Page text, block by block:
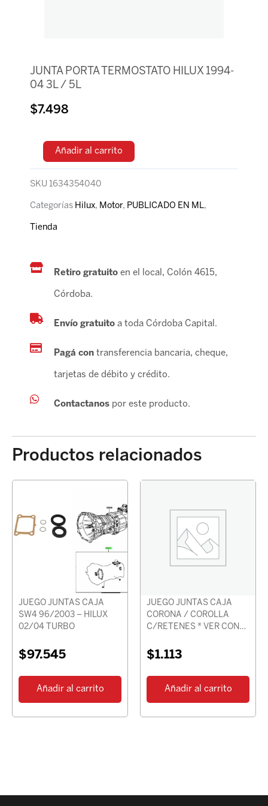
JUNTA PORTA TERMOSTATO HILUX 1994-
04 3L / 5L
$7.498
Añadir al carrito
SKU 1634354040
Categorías Hilux, Motor, PUBLICADO EN ML,
Tienda
Retiro gratuito en el local, Colón 4615,
Córdoba.
Envío gratuitoa toda Córdoba Capital.
Pagá contransferencia bancaria, cheque,
tarjetas de débito y crédito.
Contactanospor este producto.
Productos relacionados
JUEGO JUNTAS CAJA
SW4 96/2003 – HILUX
02/04 TURBO
$97.545
Añadir al carrito
JUEGO JUNTAS CAJA
CORONA / COROLLA
C/RETENES * VER CON
$1.113
Añadir al carrito